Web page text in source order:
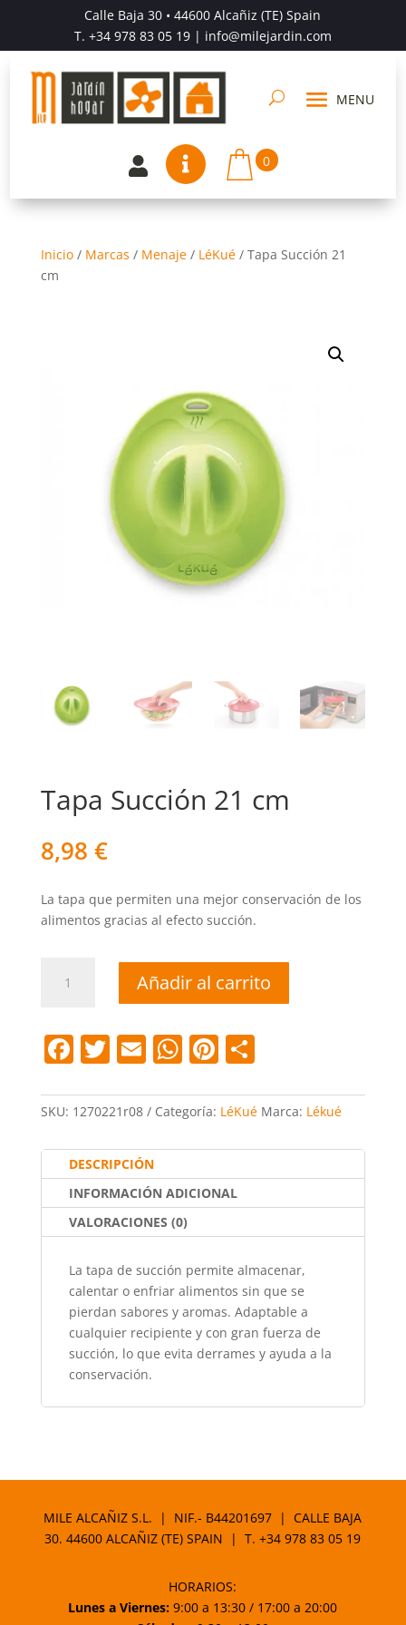
Calle Baja 30 • 44600 Alcañiz (TE) Spain
T. +34 978 83 05 19| info@milejardin.com
  0
Inicio/ Marcas / Menaje/ LéKué/ Tapa Succión 21
cm
Tapa Succión 21 cm
8,98 €
La tapa que permiten una mejor conservación de los
alimentos gracias al efecto succión.
Succión
cantidad
Añadir al carrito
F
c
b
o
o
T
itt
E
ai
W
at
p
p
Pi
er
C
m
SKU: 1270221r08 Categoría: LéKué Marca: Lékué
DESCRIPCIÓN
INFORMACIÓN ADICIONAL
VALORACIONES (0)
La tapa de succión permite almacenar,
calentar o enfriar alimentos sin que se
pierdan sabores y aromas. Adaptable a
cualquier recipiente y con gran fuerza de
succión, lo que evita derrames y ayuda a la
conservación.
MILE ALCAÑIZ S.L. | NIF.- B44201697 | CALLE BAJA
30. 44600 ALCAÑIZ (TE) SPAIN | T.+34 978 83 05 19
HORARIOS:
Lunes a Viernes: 9:00 a 13:30 / 17:00 a 20:00